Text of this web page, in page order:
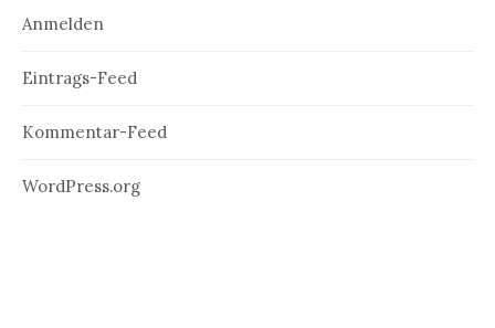
Anmelden
Eintrags-Feed
Kommentar-Feed
WordPress.org